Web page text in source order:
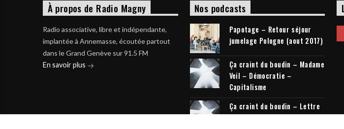
À propos de Radio Magny
Radio associative, libre et indépendante,
implantée à Annemasse, écoutée partout
dans le Grand Genève sur 91.5 FM
En savoir plus
Nos podcasts
Papotage – Retour séjour
jumelage Pologne (aout 2017)
Ça craint du boudin – Madame
Veil – Démocratie –
Capitalisme
Ça craint du boudin – Lettre
à mon cousin + Elections